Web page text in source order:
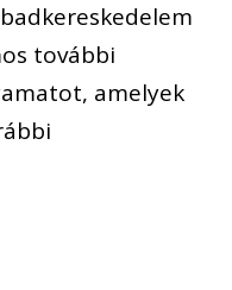
további
amelyek